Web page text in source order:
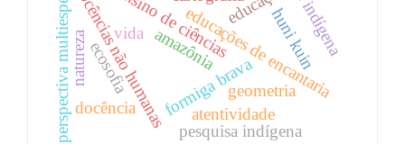
formiga brava
amazônia
educações de encantaria
docências não humanas
perspectiva multiespéciesdocência
vida
ensino de ciências
ecosofia
pesquisa indígena
huni kuin
atentividade
natureza
geometria